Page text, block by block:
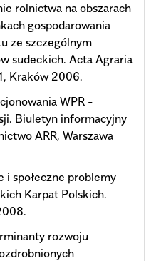
rolnictwa na obszarach
gospodarowania
ze szczególnym
sudeckich. Acta Agraria
Kraków 2006.
WPR -
Biuletyn informacyjny
ARR, Warszawa
i społeczne problemy
Karpat Polskich.
rozwoju